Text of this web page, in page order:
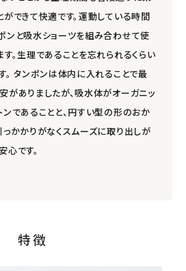
ができて快適です。運動している時間
ンと吸水ショーツを組み合わせて使
す。生理であることを忘れられるくらい
。 タンポンは体内に入れることで最
がありましたが、吸水体がオーガニッ
ンであることと、円すい型の形のおか
っかかりがなくスムーズに取り出しが
心です。
特徴